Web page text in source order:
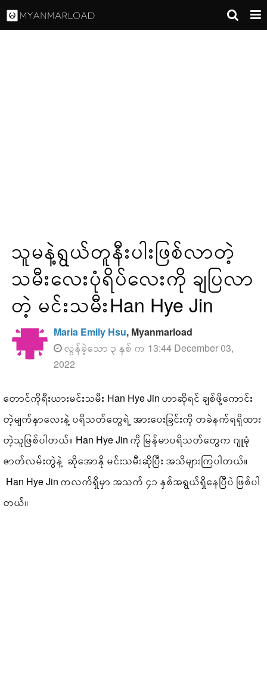
သူမနဲ့ရွယ်တူနီးပါးဖြစ်လာတဲ့
သမီးလေးပုံရိပ်လေးကို ချပြလာ
တဲ့ မင်းသမီးHan Hye Jin
Maria Emily Hsu, Myanmarload
လွန်ခဲ့သော ၃ နှစ် က 13:44 December 03,
2022
တောင်ကိုရီးယားမင်းသမီး Han Hye Jin ဟာဆိုရင် ချစ်ဖို့ကောင်း
တဲ့မျက်နှာလေးနဲ့ ပရိသတ်တွေရဲ့ အားပေးခြင်းကို တခဲနက်ရရှိထား
တဲ့သူဖြစ်ပါတယ်။ Han Hye Jin ကို မြန်မာပရိသတ်တွေက ဂျူမုံ
ဇာတ်လမ်းတွဲနဲ့ ဆိုအောနို မင်းသမီးဆိုပြီး အသိများကြပါတယ်။
Han Hye Jin ကလက်ရှိမှာ အသက် ၄၁ နှစ်အရွယ်ရှိနေပြီပဲ ဖြစ်ပါ
တယ်။